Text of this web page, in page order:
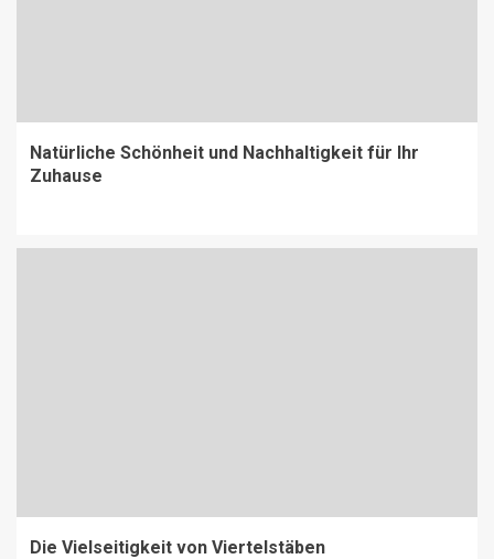
Natürliche Schönheit und Nachhaltigkeit für Ihr
Zuhause
Die Vielseitigkeit von Viertelstäben